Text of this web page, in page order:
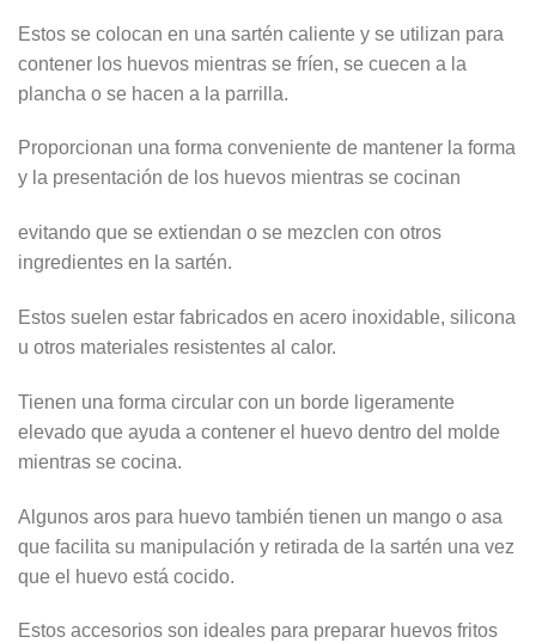
Estos se colocan en una sartén caliente y se utilizan para
contener los huevos mientras se fríen, se cuecen a la
plancha o se hacen a la parrilla.
Proporcionan una forma conveniente de mantener la forma
y la presentación de los huevos mientras se cocinan
evitando que se extiendan o se mezclen con otros
ingredientes en la sartén.
Estos suelen estar fabricados en acero inoxidable, silicona
u otros materiales resistentes al calor.
Tienen una forma circular con un borde ligeramente
elevado que ayuda a contener el huevo dentro del molde
mientras se cocina.
Algunos aros para huevo también tienen un mango o asa
que facilita su manipulación y retirada de la sartén una vez
que el huevo está cocido.
Estos accesorios son ideales para preparar huevos fritos